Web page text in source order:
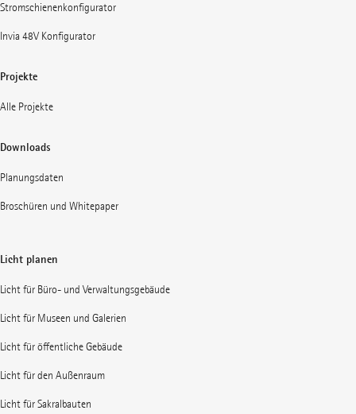
Stromschienenkonfigurator
Invia 48V Konfigurator
Projekte
Alle Projekte
Downloads
Planungsdaten
Broschüren und Whitepaper
Licht planen
Licht für Büro- und Verwaltungsgebäude
Licht für Museen und Galerien
Licht für öffentliche Gebäude
Licht für den Außenraum
Licht für Sakralbauten